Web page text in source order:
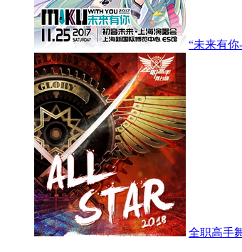
“未来有
全职高手